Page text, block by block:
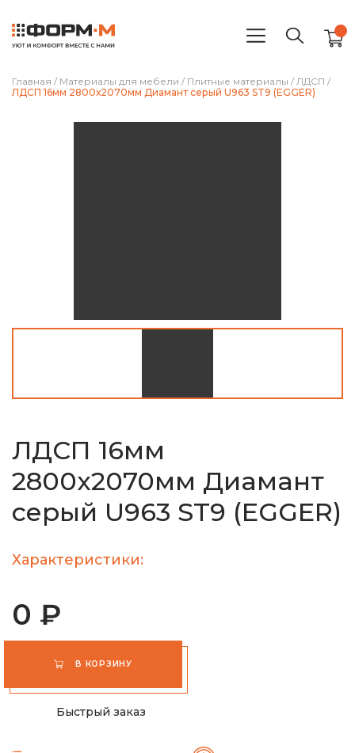
Главная / Материалы для мебели / Плитные материалы / ЛДСП /
ЛДСП 16мм 2800х2070мм Диамант серый U963 ST9 (EGGER)
ЛДСП 16мм
2800х2070мм Диамант
серый U963 ST9 (EGGER)
Характеристики:
0 ₽
В КОРЗИНУ
Быстрый заказ